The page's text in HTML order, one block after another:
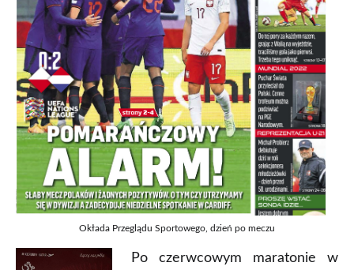
Okłada Przeglądu Sportowego, dzień po meczu
Po czerwcowym maratonie w